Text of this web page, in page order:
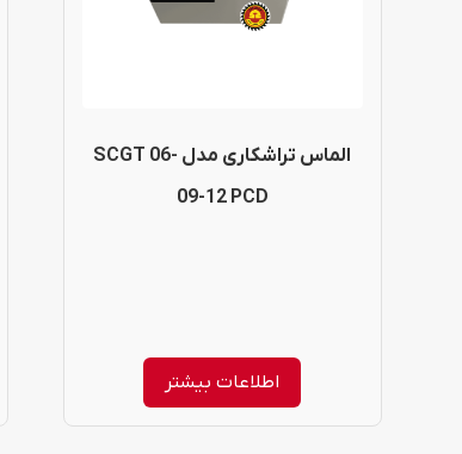
الماس تراشکاری مدل SCGT 06-
09-12 PCD
اطلاعات بیشتر